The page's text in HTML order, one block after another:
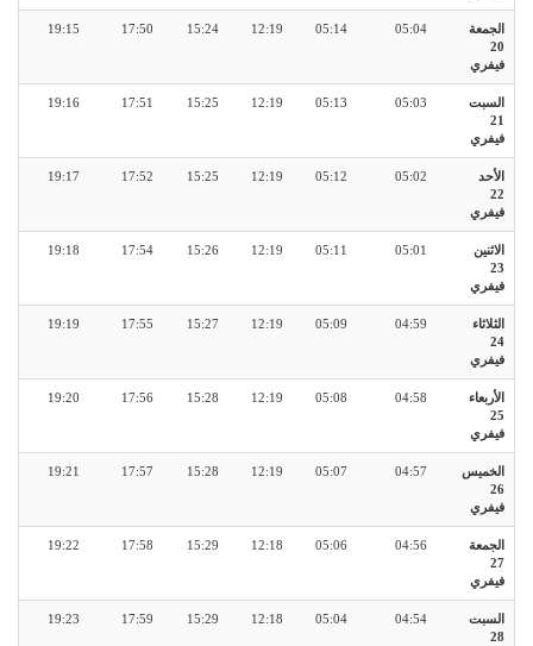
الجمعة
20
فيفري
05:04
05:14
12:19
15:24
17:50
19:15
السبت
21
فيفري
05:03
05:13
12:19
15:25
17:51
19:16
الأحد
22
فيفري
05:02
05:12
12:19
15:25
17:52
19:17
الاثنين
23
فيفري
05:01
05:11
12:19
15:26
17:54
19:18
الثلاثاء
24
فيفري
04:59
05:09
12:19
15:27
17:55
19:19
الأربعاء
25
فيفري
04:58
05:08
12:19
15:28
17:56
19:20
الخميس
26
فيفري
04:57
05:07
12:19
15:28
17:57
19:21
الجمعة
27
فيفري
04:56
05:06
12:18
15:29
17:58
19:22
السبت
28
04:54
05:04
12:18
15:29
17:59
19:23